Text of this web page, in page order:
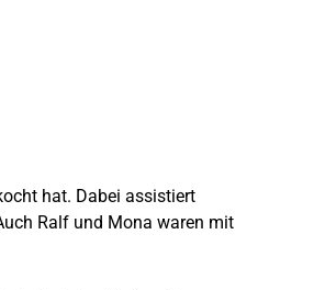
hat. Dabei assistiert
Ralf und Mona waren mit